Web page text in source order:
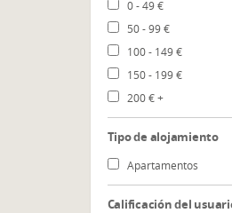
0 - 49€
50 - 99€
100 - 149€
150 - 199€
200€+
Tipo de alojamiento
Apartamentos
Calificación del